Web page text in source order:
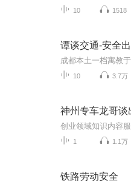
10 1518
谭谈交通-安全
10 3.7万
神州专车龙哥谈
1 1.1万
铁路劳动安全